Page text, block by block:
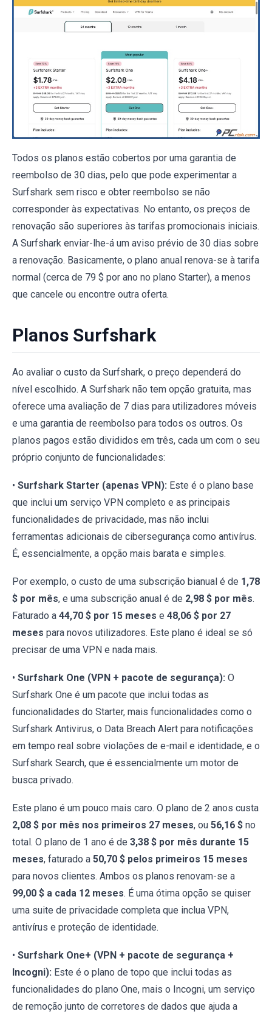
Todos os planos estão cobertos por uma garantia de
reembolso de 30 dias, pelo que pode experimentar a
Surfshark sem risco e obter reembolso se não
corresponder às expectativas. No entanto, os preços de
renovação são superiores às tarifas promocionais iniciais.
A Surfshark enviar-lhe-á um aviso prévio de 30 dias sobre
a renovação. Basicamente, o plano anual renova-se à tarifa
normal (cerca de 79 $ por ano no plano Starter), a menos
que cancele ou encontre outra oferta.
Planos Surfshark
Ao avaliar o custo da Surfshark, o preço dependerá do
nível escolhido. A Surfshark não tem opção gratuita, mas
oferece uma avaliação de 7 dias para utilizadores móveis
e uma garantia de reembolso para todos os outros. Os
planos pagos estão divididos em três, cada um com o seu
próprio conjunto de funcionalidades:
• Surfshark Starter (apenas VPN): Este é o plano base
que inclui um serviço VPN completo e as principais
funcionalidades de privacidade, mas não inclui
ferramentas adicionais de cibersegurança como antivírus.
É, essencialmente, a opção mais barata e simples.
Por exemplo, o custo de uma subscrição bianual é de 1,78
$ por mês, e uma subscrição anual é de 2,98 $ por mês.
Faturado a 44,70 $ por 15 meses e 48,06 $ por 27
meses para novos utilizadores. Este plano é ideal se só
precisar de uma VPN e nada mais.
• Surfshark One (VPN + pacote de segurança): O
Surfshark One é um pacote que inclui todas as
funcionalidades do Starter, mais funcionalidades como o
Surfshark Antivirus, o Data Breach Alert para notificações
em tempo real sobre violações de e-mail e identidade, e o
Surfshark Search, que é essencialmente um motor de
busca privado.
Este plano é um pouco mais caro. O plano de 2 anos custa
2,08 $ por mês nos primeiros 27 meses, ou 56,16 $ no
total. O plano de 1 ano é de 3,38 $ por mês durante 15
meses, faturado a 50,70 $ pelos primeiros 15 meses
para novos clientes. Ambos os planos renovam-se a
99,00 $ a cada 12 meses. É uma ótima opção se quiser
uma suite de privacidade completa que inclua VPN,
antivírus e proteção de identidade.
• Surfshark One+ (VPN + pacote de segurança +
Incogni): Este é o plano de topo que inclui todas as
funcionalidades do plano One, mais o Incogni, um serviço
de remoção junto de corretores de dados que ajuda a